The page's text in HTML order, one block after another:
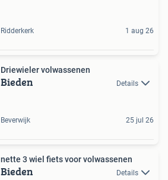
Ridderkerk 1 aug 26
Driewieler volwassenen
Bieden Details
Beverwijk 25 jul 26
nette 3 wiel fiets voor volwassenen
Bieden Details